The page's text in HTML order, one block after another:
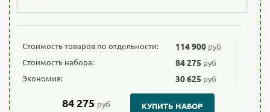
Стоимость товаров по отдельности: 114 900 руб
Стоимость набора:
84 275 руб
Экономия:
30 625 руб
84 275 руб КУПИТЬ НАБОР